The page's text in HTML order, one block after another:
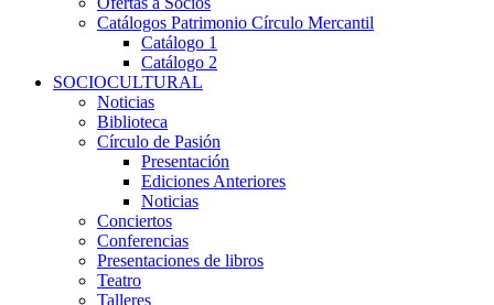
Catálogos Patrimonio Círculo Mercantil
Catálogo 1
Catálogo 2
SOCIOCULTURAL
Noticias
Biblioteca
Círculo de Pasión
Presentación
Ediciones Anteriores
Noticias
Conciertos
Conferencias
Presentaciones de libros
Teatro
Talleres